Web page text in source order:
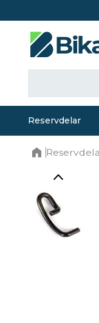
Reservdelar